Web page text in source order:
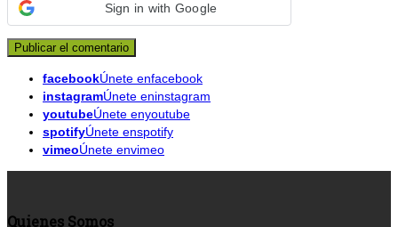
Sign in with Google
facebookÚnete enfacebook
instagramÚnete eninstagram
youtubeÚnete enyoutube
spotifyÚnete enspotify
vimeoÚnete envimeo
Quienes Somos